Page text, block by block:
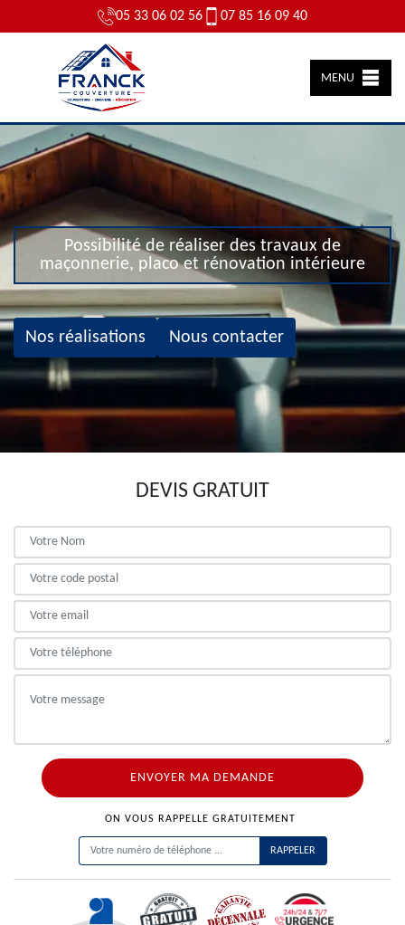
05 33 06 02 56 07 85 16 09 40
MENU
Possibilité de réaliser des travaux de
maçonnerie, placo et rénovation intérieure
Nos réalisations Nous contacter
DEVIS GRATUIT
ON VOUS RAPPELLE GRATUITEMENT